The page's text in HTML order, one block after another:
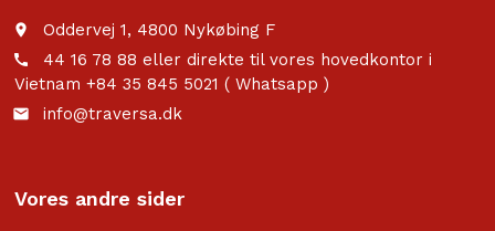
place Oddervej 1, 4800 Nykøbing F
call
44 16 78 88 eller direkte til vores hovedkontor i
Vietnam +84 35 845 5021 ( Whatsapp )
email info@traversa.dk
Vores andre sider